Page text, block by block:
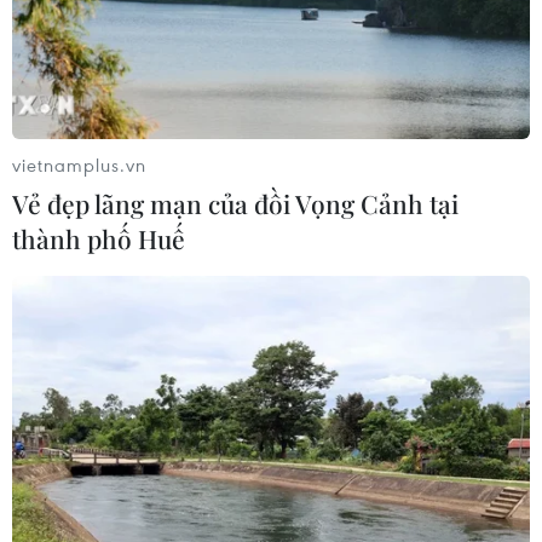
Cà Mau hợp nhất 4 trường cao đẳng,
tăng quy mô đào tạo nhân lực chất
lượng cao
Các trường đại học sẽ xét tuyển thí
sinh Trường THTP chuyên Tuyên
Quang không vi phạm quy chế
Toàn cảnh vụ sai phạm điểm
thi trường THPT chuyên Tuyên
Quang
06/08/2026 09:04
vietnamplus.vn
Vẻ đẹp lãng mạn của đồi Vọng Cảnh tại
thành phố Huế